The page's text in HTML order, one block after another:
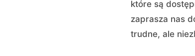
które są
zaprasza nas
trudne, ale